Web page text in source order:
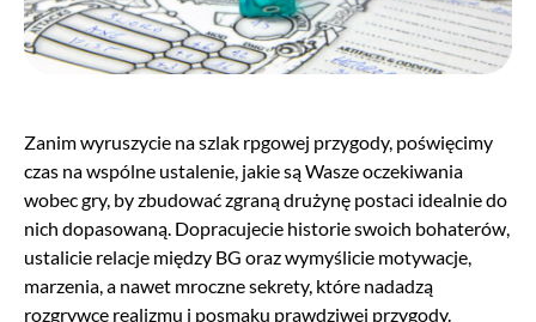
Zanim wyruszycie na szlak rpgowej przygody, poświęcimy
czas na wspólne ustalenie, jakie są Wasze oczekiwania
wobec gry, by zbudować zgraną drużynę postaci idealnie do
nich dopasowaną. Dopracujecie historie swoich bohaterów,
ustalicie relacje między BG oraz wymyślicie motywacje,
marzenia, a nawet mroczne sekrety, które nadadzą
rozgrywce realizmu i posmaku prawdziwej przygody.